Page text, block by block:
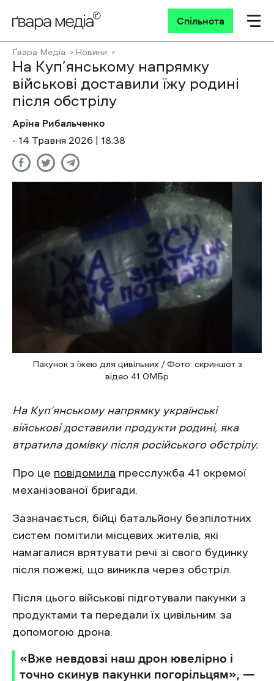
Спільнота
Ґвара Медіа Новини
На Куп’янському напрямку
військові доставили їжу родині
після обстрілу
Аріна Рибальченко
- 14 Травня 2026 | 18:38
Пакунок з їжею для цивільних / Фото: скриншот з
відео 41 ОМБр
На Куп’янському напрямку українські
військові доставили продукти родині, яка
втратила домівку після російського обстрілу.
Про це повідомила пресслужба 41 окремої
механізованої бригади.
Зазначається, бійці батальйону безпілотних
систем помітили місцевих жителів, які
намагалися врятувати речі зі свого будинку
після пожежі, що виникла через обстріл.
Після цього військові підготували пакунки з
продуктами та передали їх цивільним за
допомогою дрона.
«Вже невдовзі наш дрон ювелірно і
точно скинув пакунки погорільцям», —